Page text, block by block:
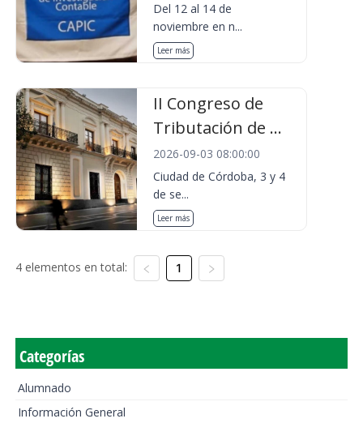
Del 12 al 14 de
noviembre en n...
Leer más
II Congreso de
Tributación de ...
2026-09-03 08:00:00
Ciudad de Córdoba, 3 y 4
de se...
Leer más
4 elementos en total: 1
Categorías
Alumnado
Información General